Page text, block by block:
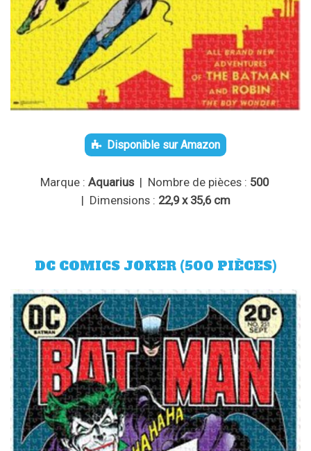
Disponible sur Amazon
Marque : Aquarius| Nombre de pièces : 500
| Dimensions : 22,9 x 35,6 cm
DC COMICS JOKER (500 PIÈCES)